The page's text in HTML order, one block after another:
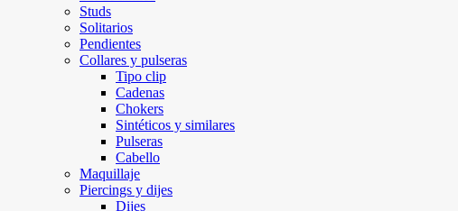
Studs
Solitarios
Pendientes
Collares y pulseras
Tipo clip
Cadenas
Chokers
Sintéticos y similares
Pulseras
Cabello
Maquillaje
Piercings y dijes
Dijes